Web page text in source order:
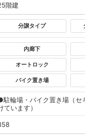
階建
分譲タイプ
内廊下
オートロック
バイク置き場
駐輪場・バイク置き場（セ
ています）